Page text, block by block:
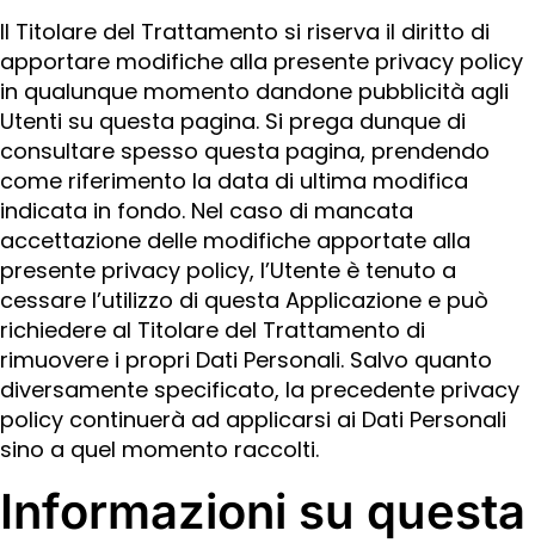
Il Titolare del Trattamento si riserva il diritto di
apportare modifiche alla presente privacy policy
in qualunque momento dandone pubblicità agli
Utenti su questa pagina. Si prega dunque di
consultare spesso questa pagina, prendendo
come riferimento la data di ultima modifica
indicata in fondo. Nel caso di mancata
accettazione delle modifiche apportate alla
presente privacy policy, l’Utente è tenuto a
cessare l’utilizzo di questa Applicazione e può
richiedere al Titolare del Trattamento di
rimuovere i propri Dati Personali. Salvo quanto
diversamente specificato, la precedente privacy
policy continuerà ad applicarsi ai Dati Personali
sino a quel momento raccolti.
Informazioni su questa